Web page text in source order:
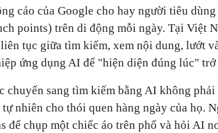
cáo của Google cho hay người tiêu
points) trên di động mỗi ngày. Tại Việt
tục giữa tìm kiếm, xem nội dung, lướt
ứng dụng AI để "hiện diện đúng lúc" trở
chuyển sang tìm kiếm bằng AI không
tự nhiên cho thói quen hàng ngày của họ.
để chụp một chiếc áo trên phố và hỏi AI